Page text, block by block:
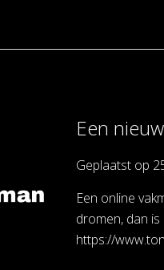
Een
Geplaatst op
Een online
dromen, dan
https://